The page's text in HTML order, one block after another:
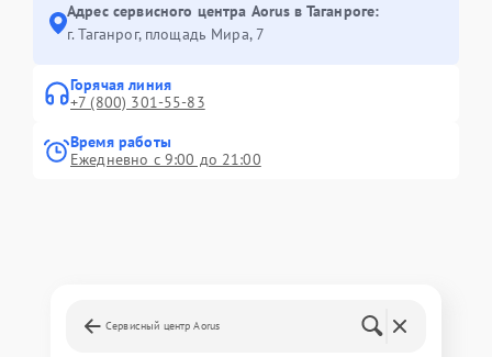
Адрес сервисного центра Aorus в Таганроге:
г. Таганрог, площадь Мира, 7
Горячая линия
+7 (800) 301-55-83
Время работы
Ежедневно с 9:00 до 21:00
Сервисный центр Aorus